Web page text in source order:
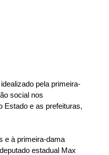
pela primeira-
social nos
Estado e as prefeituras,
e à primeira-dama
estadual Max